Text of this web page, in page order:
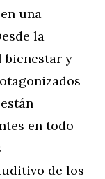
una
la
bienestar y
en todo
de los